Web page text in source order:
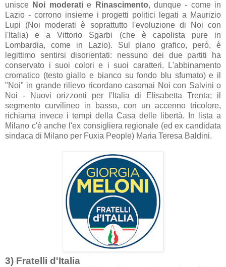
unisce Noi moderatie Rinascimento, dunque - come in
Lazio - corrono insieme i progetti politici legatia Maurizio
Lupi (Noi moderati è soprattutto l'evoluzione di Noi con
l'Italia)ea Vittorio Sgarbi (che è capolista pure in
Lombardia, come in Lazio). Sul piano grafico, però, è
legittimo sentirsi disorientati: nessuno dei due partiti ha
conservato i suoi colori e i suoi caratteri. L'abbinamento
cromatico (testo giallo e bianco su fondo blu sfumato) e il
"Noi" in grande rilievo ricordano casomai Noi con Salvini o
Noi - Nuovi orizzonti per l'Italia di Elisabetta Trenta; il
segmento curvilineo in basso, con un accenno tricolore,
richiama invece i tempi dell a Casa delle libertà. In lista a
Mil ano c'èanche l'ex consigliera regionale (ed ex candidata
sindaca di Mil ano per Fuxia People) Maria Teresa Baldini.
3) Fratelli d'Italia